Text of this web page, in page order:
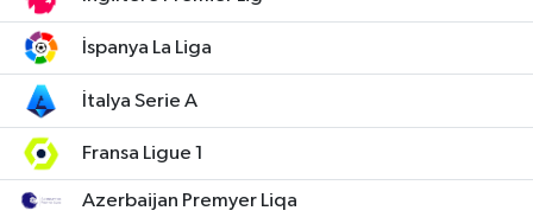
İspanya La Liga
İtalya Serie A
Fransa Ligue 1
Azerbaijan Premyer Liqa